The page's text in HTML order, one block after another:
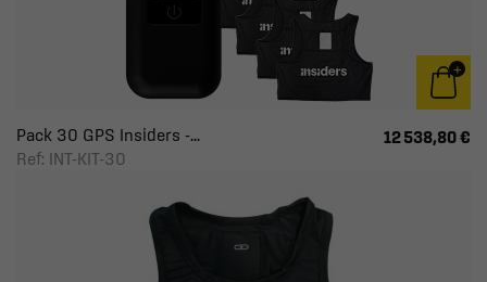
Pack 30 GPS Insiders -...
Ref: INT-KIT-30
12 538,80 €